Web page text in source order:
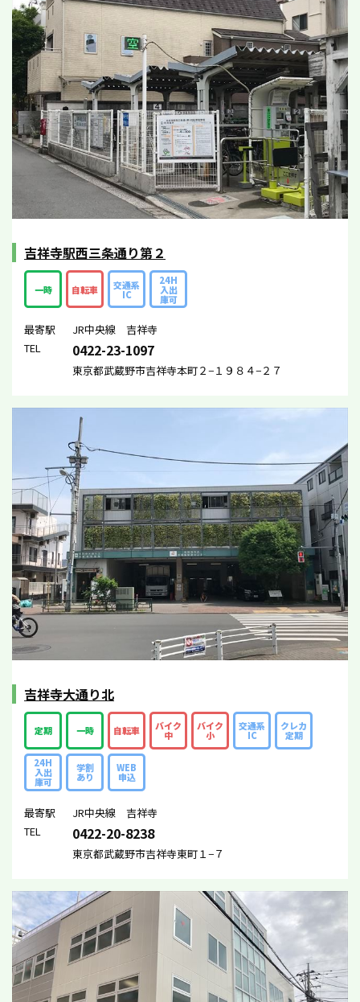
吉祥寺駅西三条通り第２
一時 自転車 交通系
IC
24H
入出
庫可
最寄駅
JR中央線 吉祥寺
TEL
0422-23-1097
東京都武蔵野市吉祥寺本町２−１９８４−２７
吉祥寺大通り北
定期 一時 自転車 バイク
中
バイク
小
交通系
IC
クレカ
定期
24H
入出
庫可
学割
あり
WEB
申込
最寄駅
JR中央線 吉祥寺
TEL
0422-20-8238
東京都武蔵野市吉祥寺東町１−７